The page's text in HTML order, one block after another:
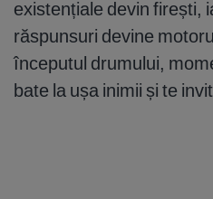
existențiale devin firești,
răspunsuri devine
începutul drumului,
bate la ușa inimii și te